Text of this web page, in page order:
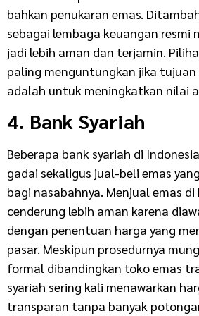
bahkan penukaran emas.
sebagai lembaga keuangan resmi
jadi lebih aman dan terjamin.
paling menguntungkan jika
adalah untuk meningkatkan nilai
4. Bank Syariah
Beberapa bank syariah di
gadai sekaligus jual-beli emas
bagi nasabahnya. Menjual emas di
cenderung lebih aman karena
dengan penentuan harga yang
pasar. Meskipun prosedurnya
formal dibandingkan toko emas
syariah sering kali menawarkan
transparan tanpa banyak